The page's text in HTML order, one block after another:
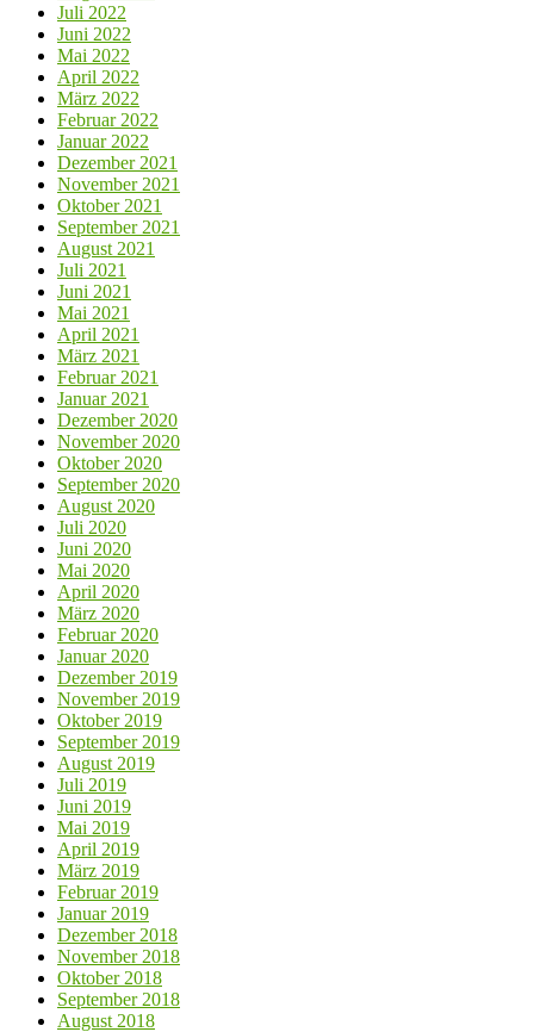
Juli 2022
Juni 2022
Mai 2022
April 2022
März 2022
Februar 2022
Januar 2022
Dezember 2021
November 2021
Oktober 2021
September 2021
August 2021
Juli 2021
Juni 2021
Mai 2021
April 2021
März 2021
Februar 2021
Januar 2021
Dezember 2020
November 2020
Oktober 2020
September 2020
August 2020
Juli 2020
Juni 2020
Mai 2020
April 2020
März 2020
Februar 2020
Januar 2020
Dezember 2019
November 2019
Oktober 2019
September 2019
August 2019
Juli 2019
Juni 2019
Mai 2019
April 2019
März 2019
Februar 2019
Januar 2019
Dezember 2018
November 2018
Oktober 2018
September 2018
August 2018